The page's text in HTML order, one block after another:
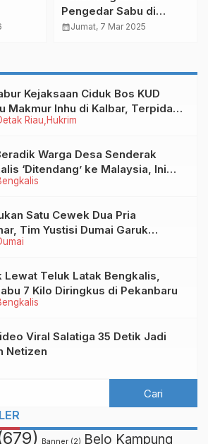
Pengedar Sabu di
Sungai Tapah Rohil
calendar_monthJumat, 7 Mar 2025
Riau Hukrim
Kejaksaan Ciduk Bos KUD
Makmur Inhu di Kalbar, Terpidana
Rp2,8 M
Warga Desa Senderak
‘Ditendang’ ke Malaysia, Ini
Satu Cewek Dua Pria
Tim Yustisi Dumai Garuk
Pasangan Mesum
Lewat Teluk Latak Bengkalis,
7 Kilo Diringkus di Pekanbaru
Viral Salatiga 35 Detik Jadi
Netizen
Banner (2) Belo Kampung